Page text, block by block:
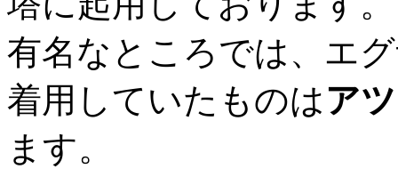
有名なところでは、エ
着用していたものはア
ます。